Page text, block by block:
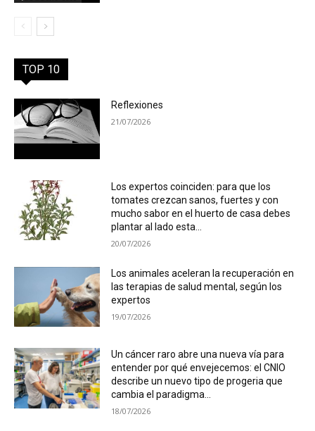
TOP 10
Reflexiones
21/07/2026
Los expertos coinciden: para que los
tomates crezcan sanos, fuertes y con
mucho sabor en el huerto de casa debes
plantar al lado esta...
20/07/2026
Los animales aceleran la recuperación en
las terapias de salud mental, según los
expertos
19/07/2026
Un cáncer raro abre una nueva vía para
entender por qué envejecemos: el CNIO
describe un nuevo tipo de progeria que
cambia el paradigma...
18/07/2026